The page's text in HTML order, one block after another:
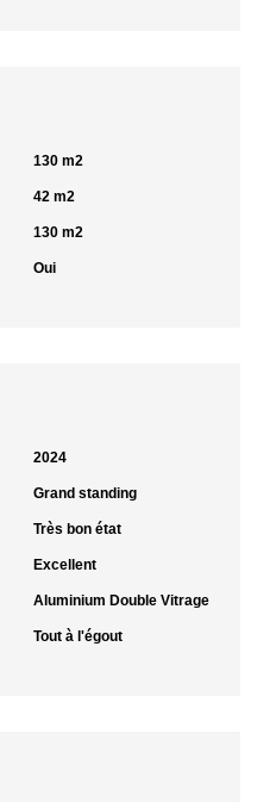
130 m2
42 m2
130 m2
Oui
2024
Grand standing
Très bon état
Excellent
Aluminium Double Vitrage
Tout à l'égout